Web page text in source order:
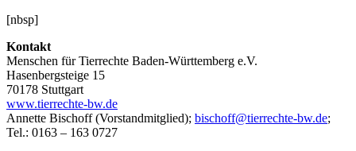
[nbsp]
Kontakt
Menschen für Tierrechte Baden-Württemberg e.V.
Hasenbergsteige 15
70178 Stuttgart
www.tierrechte-bw.de
Annette Bischoff (Vorstandmitglied); bischoff@tierrechte-bw.de;
Tel.: 0163 – 163 0727